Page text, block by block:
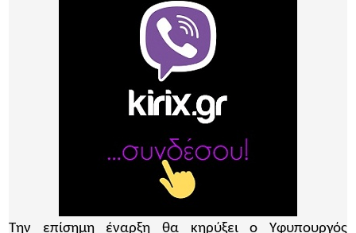
Την επίσημη έναρξη θα κηρύξει ο Υφυπουργός